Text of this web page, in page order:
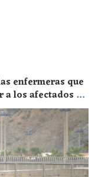
enfermeras que
los afectados de